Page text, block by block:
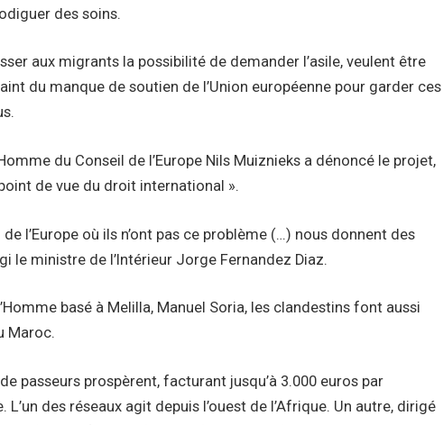
des soins.
aux migrants la possibilité de demander l’asile, veulent être
du manque de soutien de l’Union européenne pour garder ces
du Conseil de l’Europe Nils Muiznieks a dénoncé le projet,
de vue du droit international ».
l’Europe où ils n’ont pas ce problème (…) nous donnent des
le ministre de l’Intérieur Jorge Fernandez Diaz.
basé à Melilla, Manuel Soria, les clandestins font aussi
Maroc.
passeurs prospèrent, facturant jusqu’à 3.000 euros par
des réseaux agit depuis l’ouest de l’Afrique. Un autre, dirigé